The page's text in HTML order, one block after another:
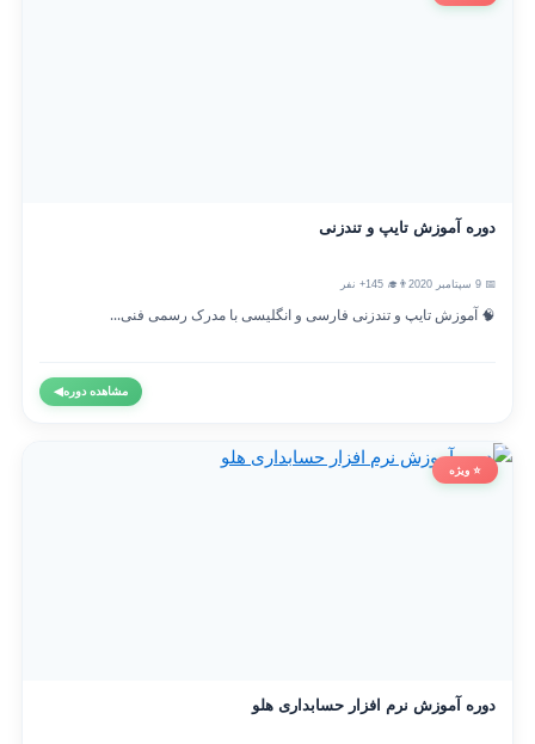
دوره آموزش تایپ و تندزنی
👨‍🎓 145+ نفر
🧠 آموزش تایپ و تندزنی فارسی و انگلیسی با مدرک رسمی فنی...
مشاهده دوره◀
⭐ ویژه
دوره آموزش نرم افزار حسابداری هلو